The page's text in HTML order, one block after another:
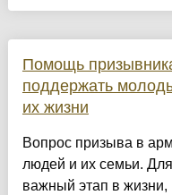
Помощь
поддержать
их жизни
Вопрос призыва в
людей и их семьи.
важный этап в